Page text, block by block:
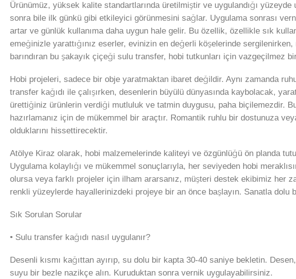
Ürünümüz, yüksek kalite standartlarında üretilmiştir ve uygulandığı
sonra bile ilk günkü gibi etkileyici görünmesini sağlar. Uygulama sonrası
artar ve günlük kullanıma daha uygun hale gelir. Bu özellik, özellikle sık
emeğinizle yarattığınız eserler, evinizin en değerli köşelerinde
barındıran bu şakayık çiçeği sulu transfer, hobi tutkunları için vazgeçilmez
Hobi projeleri, sadece bir obje yaratmaktan ibaret değildir. Aynı zamanda
transfer kağıdı ile çalışırken, desenlerin büyülü dünyasında kaybolacak,
ürettiğiniz ürünlerin verdiği mutluluk ve tatmin duygusu, paha biçilemezdir.
hazırlamanız için de mükemmel bir araçtır. Romantik ruhlu bir dostunuza
olduklarını hissettirecektir.
Atölye Kiraz olarak, hobi malzemelerinde kaliteyi ve özgünlüğü ön planda
Uygulama kolaylığı ve mükemmel sonuçlarıyla, her seviyeden hobi
olursa veya farklı projeler için ilham ararsanız, müşteri destek ekibimiz her
renkli yüzeylerde hayallerinizdeki projeye bir an önce başlayın. Sanatla dolu
Sık Sorulan Sorular
• Sulu transfer kağıdı nasıl uygulanır?
Desenli kısmı kağıttan ayırıp, su dolu bir kapta 30-40 saniye bekletin.
suyu bir bezle nazikçe alın. Kuruduktan sonra vernik uygulayabilirsiniz.